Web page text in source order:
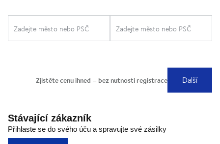
Stávající zákazník
Přihlaste se do svého úču a spravujte své zásilky